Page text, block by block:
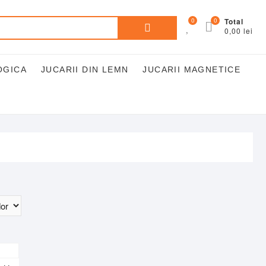
0 Total
0,00 lei
0
JUCARII DIN LEMN JUCARII MAGNETICE